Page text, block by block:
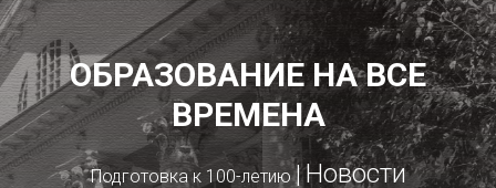
ОБРАЗОВАНИЕ НА ВСЕ
ВРЕМЕНА
Подготовка к 100-летию |Новости